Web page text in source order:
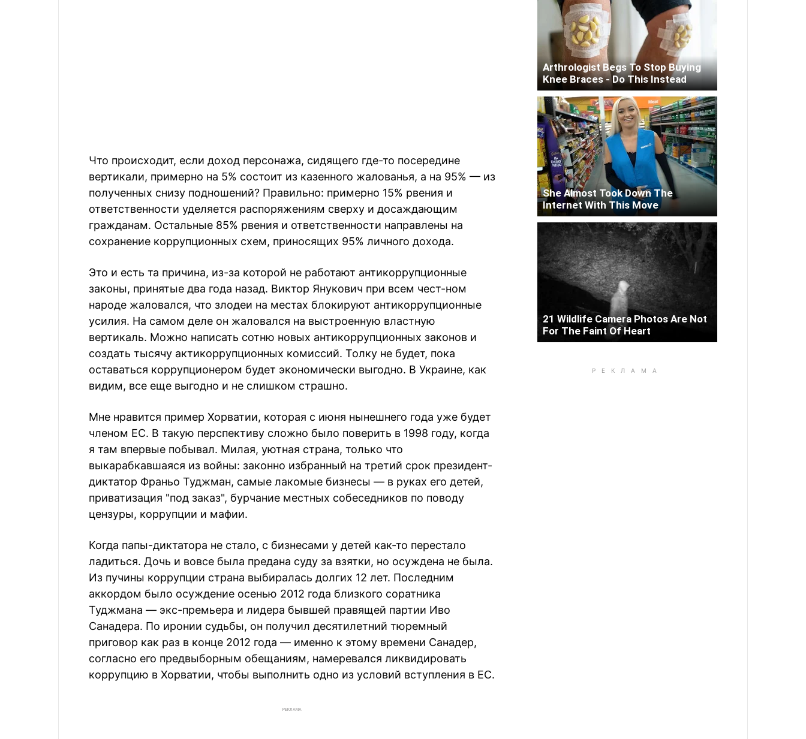
Что происходит, если доход персонажа, сидящего где-то посередине
вертикали, примерно на 5% состоит из казенного жалованья, а на 95% — из
полученных снизу подношений? Правильно: примерно 15% рвения и
ответственности уделяется распоряжениям сверху и досаждающим
гражданам. Остальные 85% рвения и ответственности направлены на
сохранение коррупционных схем, приносящих 95% личного дохода.
Это и есть та причина, из-за которой не работают антикоррупционные
законы, принятые два года назад. Виктор Янукович при всем чест-ном
народе жаловался, что злодеи на местах блокируют антикоррупционные
усилия. На самом деле он жаловался на выстроенную властную
вертикаль. Можно написать сотню новых антикоррупционных законов и
создать тысячу актикоррупционных комиссий. Толку не будет, пока
оставаться коррупционером будет экономически выгодно. В Украине, как
видим, все еще выгодно и не слишком страшно.
Мне нравится пример Хорватии, которая с июня нынешнего года уже будет
членом ЕС. В такую перспективу сложно было поверить в 1998 году, когда
я там впервые побывал. Милая, уютная страна, только что
выкарабкавшаяся из войны: законно избранный на третий срок президент-
диктатор Франьо Туджман, самые лакомые бизнесы — в руках его детей,
приватизация "под заказ", бурчание местных собеседников по поводу
цензуры, коррупции и мафии.
Когда папы-диктатора не стало, с бизнесами у детей как-то перестало
ладиться. Дочь и вовсе была предана суду за взятки, но осуждена не была.
Из пучины коррупции страна выбиралась долгих 12 лет. Последним
аккордом было осуждение осенью 2012 года близкого соратника
Туджмана — экс-премьера и лидера бывшей правящей партии Иво
Санадера. По иронии судьбы, он получил десятилетний тюремный
приговор как раз в конце 2012 года — именно к этому времени Санадер,
согласно его предвыборным обещаниям, намеревался ликвидировать
коррупцию в Хорватии, чтобы выполнить одно из условий вступления в ЕС.
РЕКЛАМА